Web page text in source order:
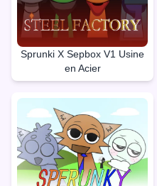
Sprunki X Sepbox V1 Usine
en Acier